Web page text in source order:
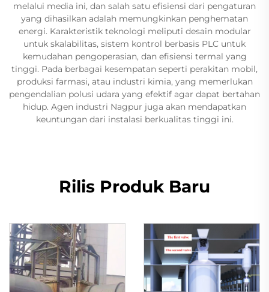
melalui media ini, dan salah satu efisiensi dari pengaturan
yang dihasilkan adalah memungkinkan penghematan
energi. Karakteristik teknologi meliputi desain modular
untuk skalabilitas, sistem kontrol berbasis PLC untuk
kemudahan pengoperasian, dan efisiensi termal yang
tinggi. Pada berbagai kesempatan seperti perakitan mobil,
produksi farmasi, atau industri kimia, yang memerlukan
pengendalian polusi udara yang efektif agar dapat bertahan
hidup. Agen industri Nagpur juga akan mendapatkan
keuntungan dari instalasi berkualitas tinggi ini.
Rilis Produk Baru